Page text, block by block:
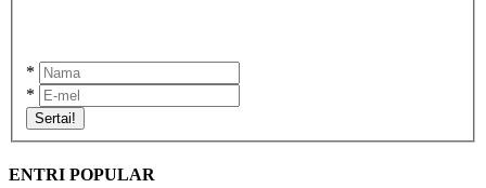
*
*
Sertai!
ENTRI POPULAR